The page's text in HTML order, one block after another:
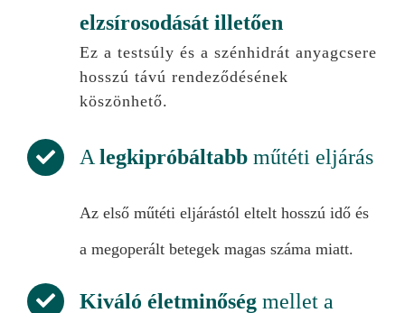
elzsírosodását illetően
Ez a testsúly és a szénhidrát anyagcsere
hosszú távú rendeződésének
köszönhető.
Alegkipróbáltabb műtéti eljárás
Az első műtéti eljárástól eltelt hosszú idő és
a megoperált betegek magas száma miatt.
Kiváló életminőségmellet a